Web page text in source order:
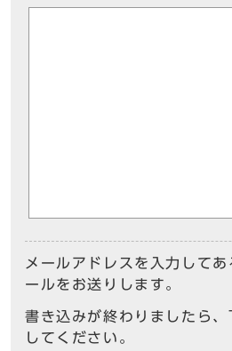
メールアドレスを入力して
ールをお送りします。
書き込みが終わりましたら
してください。